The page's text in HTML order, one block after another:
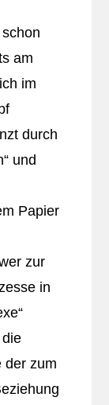
am
im
durch
und
Papier
zur
in
der zum